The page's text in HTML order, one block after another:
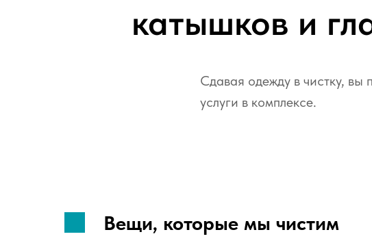
катышков и
Сдавая одежду в чистку, вы
услуги в комплексе.
Вещи, которые мы чистим